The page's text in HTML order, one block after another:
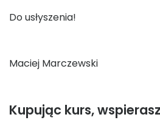
Do usłyszenia!
Maciej Marczewski
Kupując kurs,